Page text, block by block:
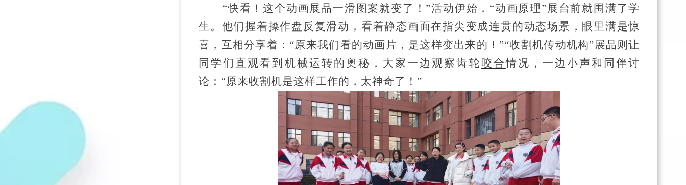
“快看！这个动画展品一滑图案就变了！”活动伊始，“动画原理”展台前就围满了学
生。他们握着操作盘反复滑动，看着静态画面在指尖变成连贯的动态场景，眼里满是惊
喜，互相分享着：“原来我们看的动画片，是这样变出来的！”“收割机传动机构”展品则让
同学们直观看到机械运转的奥秘，大家一边观察齿轮 咬合情况，一边小声和同伴讨
论： “原来收割机是这样工作的，太神奇了！”